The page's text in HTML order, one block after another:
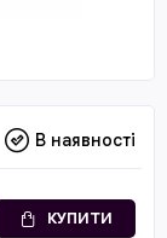
В наявності
КУПИТИ